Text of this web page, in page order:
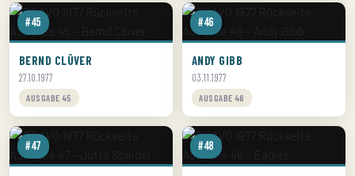
#45
BERND CLÜVER
27.10.1977
AUSGABE 45
#46
ANDY GIBB
03.11.1977
AUSGABE 46
#47 #48